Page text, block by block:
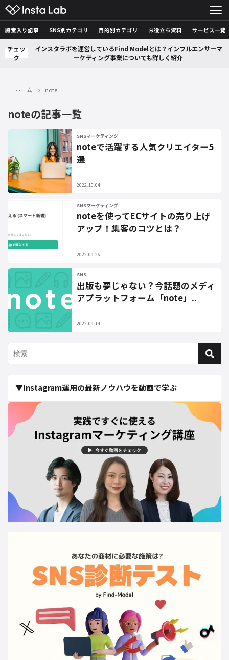
殿堂入り記事 SNS別カテゴリ 目的別カテゴリ お役立ち資料 サービス一覧
チェッ
ク
インスタラボを運営しているFind Modelとは？インフルエンサーマ
ーケティング事業についても詳しく紹介
ホーム note
noteの記事一覧
SNSマーケティング
noteで活躍する人気クリエイター5
選
2022.10.04
SNSマーケティング
noteを使ってECサイトの売り上げ
アップ！集客のコツとは？
2022.09.26
SNS
出版も夢じゃない？今話題のメディ
アプラットフォーム「note」..
2022.09.14
▼Instagram運用の最新ノウハウを動画で学ぶ